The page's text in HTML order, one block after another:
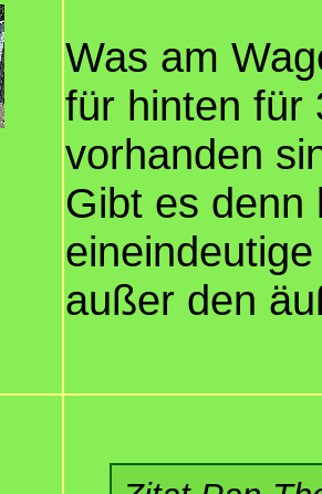
Was am
für hinten für
vorhanden
Gibt es denn
außer den